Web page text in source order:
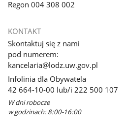
Regon 004 308 002
KONTAKT
Skontaktuj się z nami
pod numerem:
kancelaria@lodz.uw.gov.pl
Infolinia dla Obywatela
42 664-10-00 lub/i 222 500 107
W dni robocze
w godzinach: 8:00-16:00